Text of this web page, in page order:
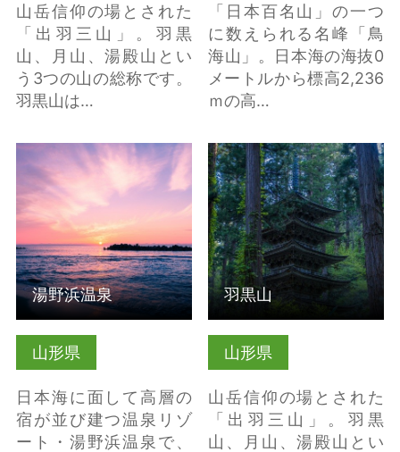
山岳信仰の場とされた
「出羽三山」。羽黒
山、月山、湯殿山とい
う3つの山の総称です。
羽黒山は…
「日本百名山」の一つ
に数えられる名峰「鳥
海山」。日本海の海抜0
メートルから標高2,236
ｍの高…
山形県
日本海に面して高層の
宿が並び建つ温泉リゾ
ート・湯野浜温泉で、
詳細はこちら
湯野浜温泉
山形県
山岳信仰の場とされた
「出羽三山」。羽黒
山、月山、湯殿山とい
詳細はこちら
羽黒山